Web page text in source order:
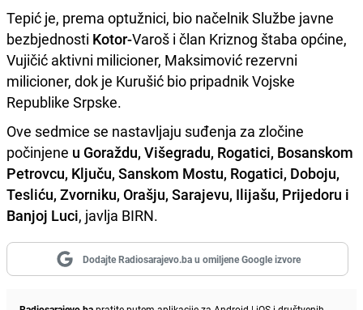
Tepić je, prema optužnici, bio načelnik Službe javne
bezbjednosti Kotor-Varoš i član Kriznog štaba općine,
Vujičić aktivni milicioner, Maksimović rezervni
milicioner, dok je Kurušić bio pripadnik Vojske
Republike Srpske.
Ove sedmice se nastavljaju suđenja za zločine
počinjene u Goraždu, Višegradu, Rogatici, Bosanskom
Petrovcu, Ključu, Sanskom Mostu, Rogatici, Doboju,
Tesliću, Zvorniku, Orašju, Sarajevu, Ilijašu, Prijedoru i
Banjoj Luci, javlja BIRN.
Dodajte Radiosarajevo.ba u omiljene Google izvore